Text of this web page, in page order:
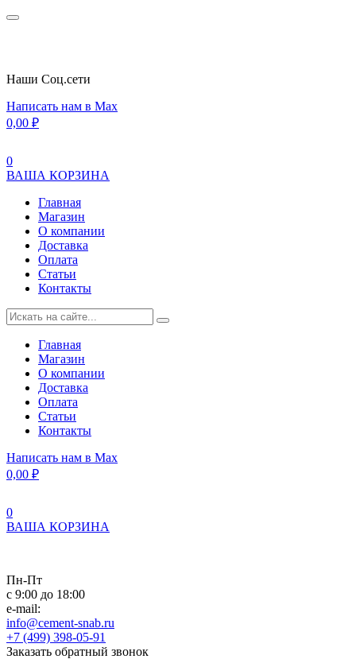
Наши Cоц.сети
Написать нам в Max
0,00 ₽
0
ВАША КОРЗИНА
Главная
Магазин
О компании
Доставка
Оплата
Статьи
Контакты
Главная
Магазин
О компании
Доставка
Оплата
Статьи
Контакты
Написать нам в Max
0,00 ₽
0
ВАША КОРЗИНА
Пн-Пт
с 9:00 до 18:00
e-mail:
info@cement-snab.ru
+7 (499) 398-05-91
Заказать обратный звонок